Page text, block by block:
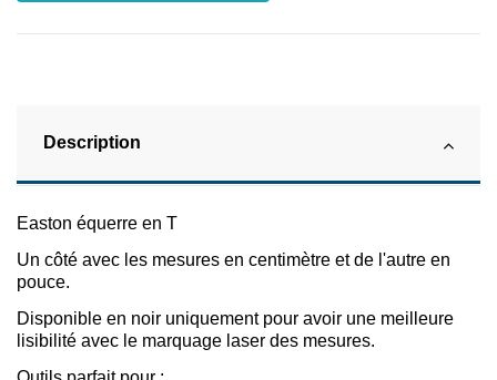
Description
Easton équerre en T
Un côté avec les mesures en centimètre et de l'autre en
pouce.
Disponible en noir uniquement pour avoir une meilleure
lisibilité avec le marquage laser des mesures.